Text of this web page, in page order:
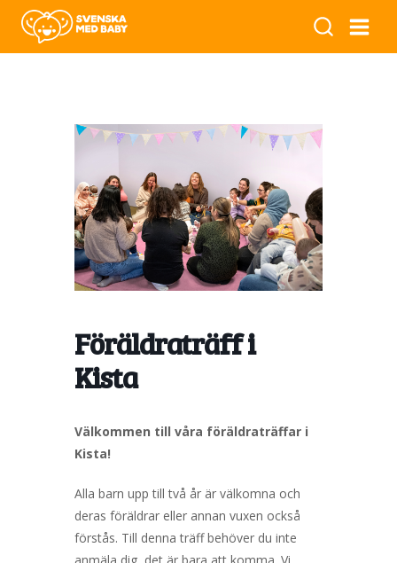
Föräldraträff i
Kista
Välkommen till våra föräldraträffar i
Kista!
Alla barn upp till två år är välkomna och
deras föräldrar eller annan vuxen också
förstås. Till denna träff behöver du inte
anmäla dig, det är bara att komma. Vi